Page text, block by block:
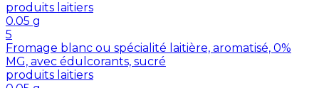
produits laitiers
0.05 g
5
Fromage blanc ou spécialité laitière, aromatisé, 0%
MG, avec édulcorants, sucré
produits laitiers